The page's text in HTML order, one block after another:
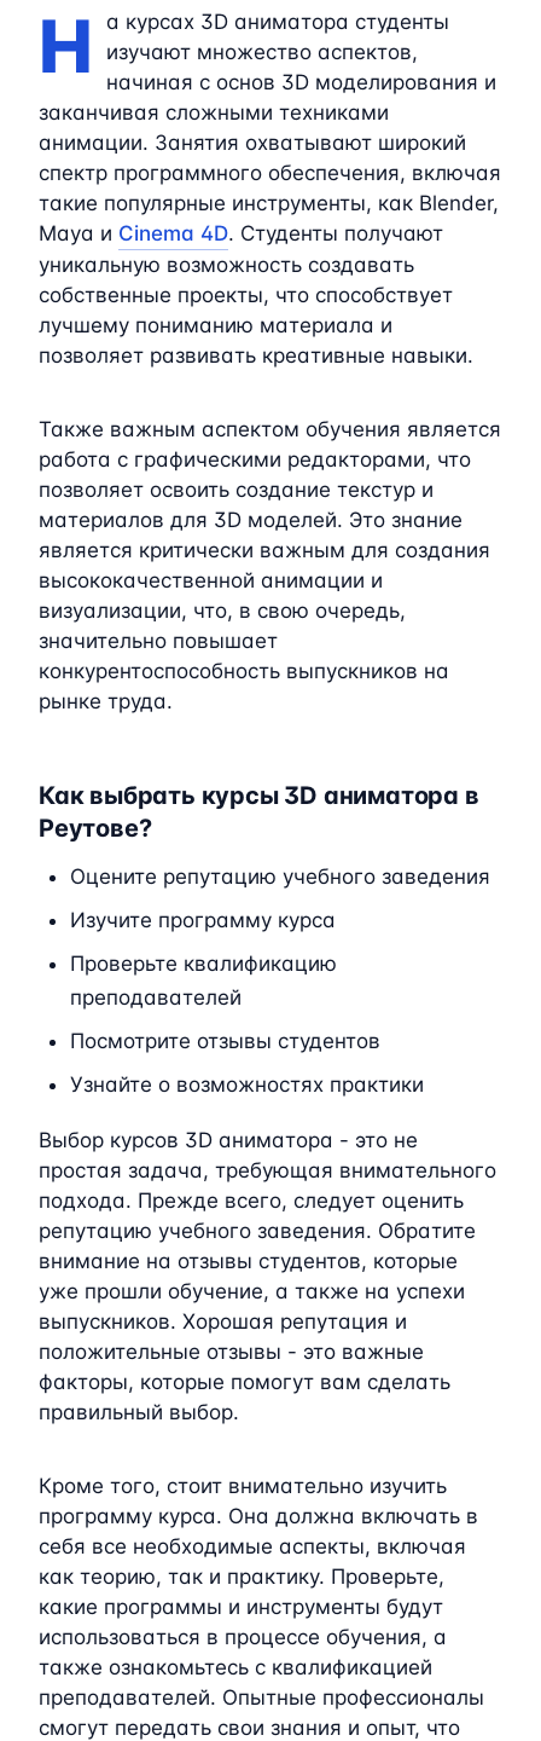
Н
а курсах 3D аниматора студенты
изучают множество аспектов,
начиная с основ 3D моделирования и
заканчивая сложными техниками
анимации. Занятия охватывают широкий
спектр программного обеспечения, включая
такие популярные инструменты, как Blender,
Maya и Cinema 4D. Студенты получают
уникальную возможность создавать
собственные проекты, что способствует
лучшему пониманию материала и
позволяет развивать креативные навыки.
Также важным аспектом обучения является
работа с графическими редакторами, что
позволяет освоить создание текстур и
материалов для 3D моделей. Это знание
является критически важным для создания
высококачественной анимации и
визуализации, что, в свою очередь,
значительно повышает
конкурентоспособность выпускников на
рынке труда.
Как выбрать курсы 3D аниматора в
Реутове?
Оцените репутацию учебного заведения
Изучите программу курса
Проверьте квалификацию
преподавателей
Посмотрите отзывы студентов
Узнайте о возможностях практики
Выбор курсов 3D аниматора - это не
простая задача, требующая внимательного
подхода. Прежде всего, следует оценить
репутацию учебного заведения. Обратите
внимание на отзывы студентов, которые
уже прошли обучение, а также на успехи
выпускников. Хорошая репутация и
положительные отзывы - это важные
факторы, которые помогут вам сделать
правильный выбор.
Кроме того, стоит внимательно изучить
программу курса. Она должна включать в
себя все необходимые аспекты, включая
как теорию, так и практику. Проверьте,
какие программы и инструменты будут
использоваться в процессе обучения, а
также ознакомьтесь с квалификацией
преподавателей. Опытные профессионалы
смогут передать свои знания и опыт, что